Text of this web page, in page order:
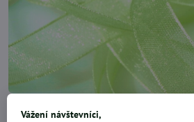
Veľmi pekné a praktické stužky, ktoré
Vážení návštevníci,